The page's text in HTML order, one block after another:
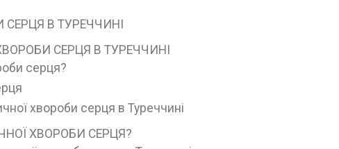
В ТУРЕЧЧИНІ
СЕРЦЯ В ТУРЕЧЧИНІ
серця?
хвороби серця в Туреччині
ХВОРОБИ СЕРЦЯ?